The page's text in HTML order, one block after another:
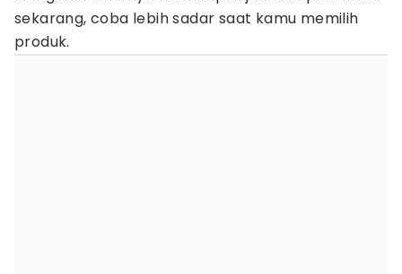
sekarang, coba lebih sadar saat kamu memilih
produk.